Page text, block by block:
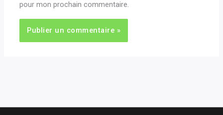
pour mon prochain commentaire.